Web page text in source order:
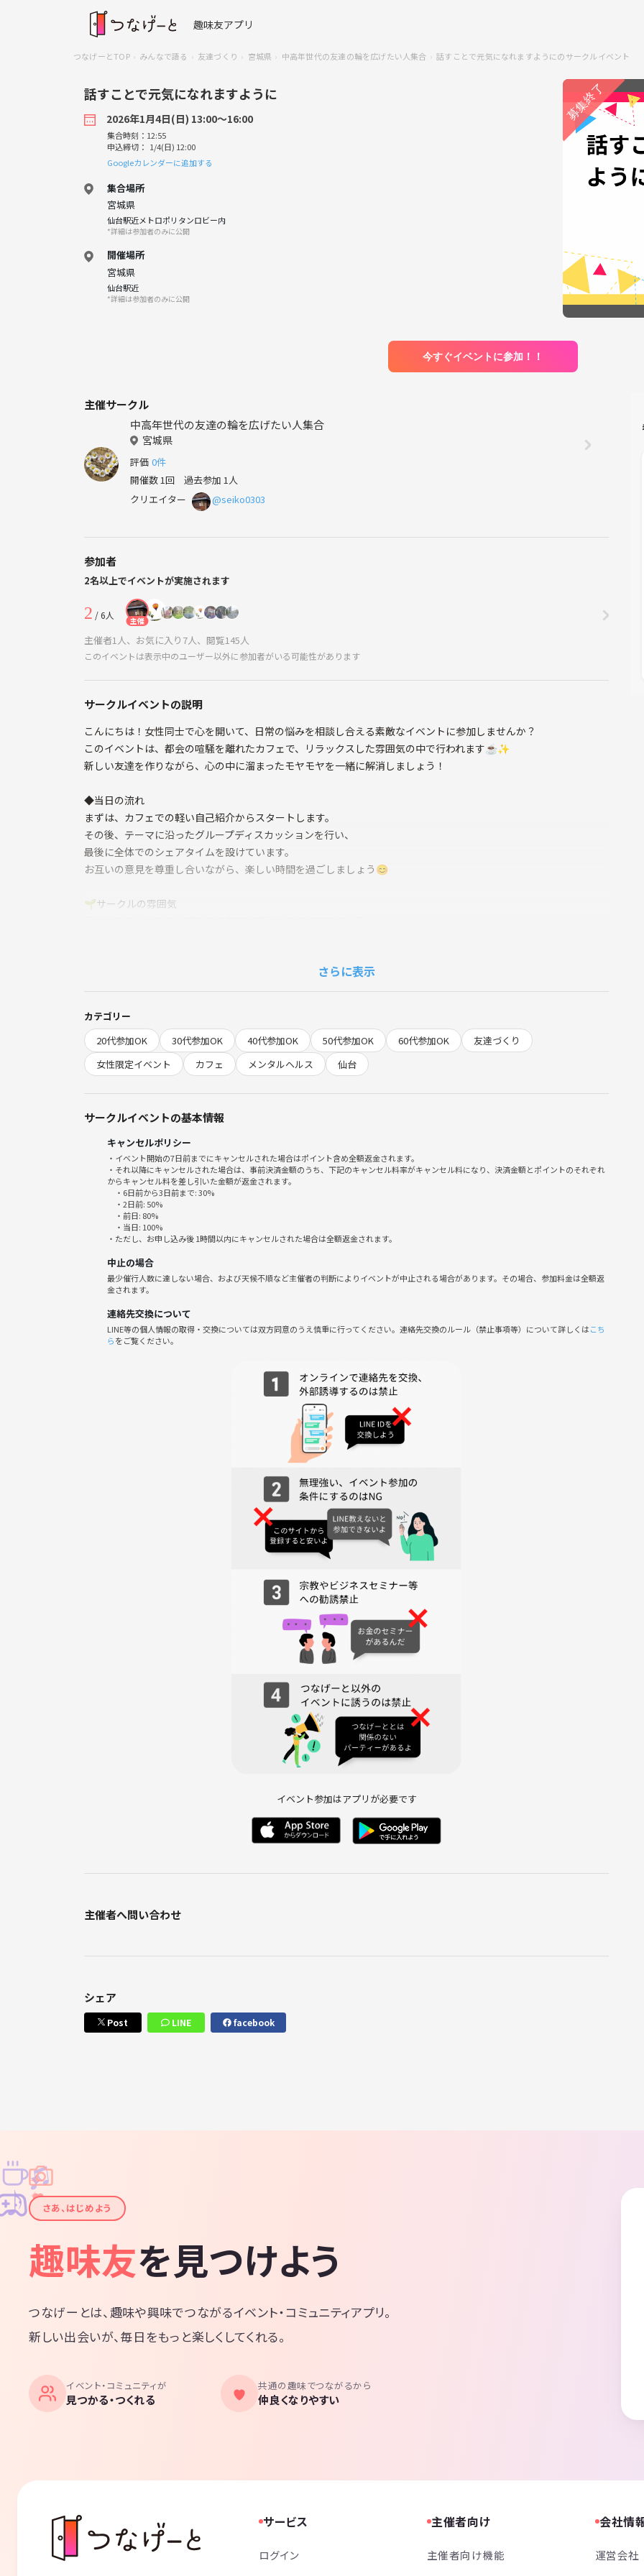
趣味友アプリ
つなげーとTOP みんなで語る 友達づくり 宮城県 中高年世代の友達の輪を広げたい人集合 話すことで元気になれますようにのサークルイベント
話すことで元気になれますように
2026年1月4日(日) 13:00〜16:00
集合時刻：12:55
申込締切： 1/4(日) 12:00
Googleカレンダーに追加する
集合場所
宮城県
仙台駅近メトロポリタンロビー内
*詳細は参加者のみに公開
開催場所
宮城県
仙台駅近
*詳細は参加者のみに公開
今すぐイベントに参加！！
主催サークル
中高年世代の友達の輪を広げたい人集合
宮城県
評価 0件
開催数 1回 過去参加 1人
クリエイター
@seiko0303
参加者
2名以上でイベントが実施されます
2 / 6人 主催
主催者1人、お気に入り7人、閲覧145人
このイベントは表示中のユーザー以外に参加者がいる可能性があります
サークルイベントの説明
こんにちは！女性同士で心を開いて、日常の悩みを相談し合える素敵なイベントに参加しませんか？
このイベントは、都会の喧騒を離れたカフェで、リラックスした雰囲気の中で行われます☕️✨
新しい友達を作りながら、心の中に溜まったモヤモヤを一緒に解消しましょう！
◆当日の流れ
まずは、カフェでの軽い自己紹介からスタートします。
その後、テーマに沿ったグループディスカッションを行い、
最後に全体でのシェアタイムを設けています。
お互いの意見を尊重し合いながら、楽しい時間を過ごしましょう😊
🌱サークルの雰囲気
みんなで笑顔になれるような、そんな場を一緒に作り上げていきましょう！
以下の行為はご遠慮ください。
・勧誘や営業、しつこいナンパ、暴言など
・過度なナンパ行為や迷惑行為
・イベント内容や参加者の写真、動画の無許可でのSNS投稿
サークルやイベントの雰囲気を壊す行動をされる方、
運営の指示に従っていただけない方は、参加をお断りする場合があります。
ぜひ、心温まるひとときを一緒に過ごしましょう！皆さんのご参加を心よりお待ちしております🌈
さらに表示
カテゴリー
20代参加OK
30代参加OK 40代参加OK 50代参加OK 60代参加OK
友達づくり
女性限定イベント
カフェ メンタルヘルス 仙台
サークルイベントの基本情報
キャンセルポリシー
・イベント開始の7日前までにキャンセルされた場合はポイント含め全額返金されます。
・それ以降にキャンセルされた場合は、事前決済金額のうち、下記のキャンセル料率がキャンセル料になり、決済金額とポイントのそれぞれ
からキャンセル料を差し引いた金額が返金されます。
・6日前から3日前まで: 30%
・2日前: 50%
・前日: 80%
・当日: 100%
・ただし、お申し込み後 1時間以内にキャンセルされた場合は全額返金されます。
中止の場合
最少催行人数に達しない場合、および天候不順など主催者の判断によりイベントが中止される場合があります。その場合、参加料金は全額返
金されます。
連絡先交換について
LINE等の個人情報の取得・交換については双方同意のうえ慎重に行ってください。連絡先交換のルール（禁止事項等）について詳しくはこち
らをご覧ください。
イベント参加はアプリが必要です
主催者へ問い合わせ
シェア
Post LINE facebook
✦
✦
✧
✧
♪
♫
さあ、はじめよう
趣味友を見つけよう
つなげーとは、趣味や興味でつながるイベント・コミュニティアプリ。
新しい出会いが、毎日をもっと楽しくしてくれる。
イベント・コミュニティが
見つかる・つくれる
共通の趣味でつながるから
仲良くなりやすい
サービス
ログイン
主催者向け
主催者向け機能
会社情
運営会社